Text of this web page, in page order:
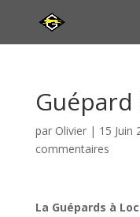
Guépard
par Olivier| 15 Juin
commentaires
La Guépards à